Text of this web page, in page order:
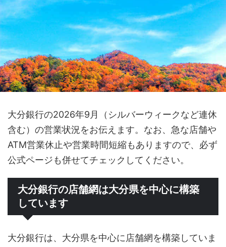
大分銀行の2026年9月（シルバーウィークなど連休
含む）の営業状況をお伝えます。なお、急な店舗や
ATM営業休止や営業時間短縮もありますので、必ず
公式ページも併せてチェックしてください。
大分銀行の店舗網は大分県を中心に構築
しています
大分銀行は、大分県を中心に店舗網を構築していま